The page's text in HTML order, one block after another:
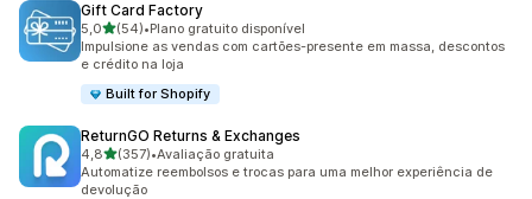
Gift Card Factory
5,0de 5 estrelas
(54)
54 avaliações ao todo
•Plano gratuito disponível
Impulsione as vendas com cartões-presente em massa, descontos
e crédito na loja
Built for Shopify
ReturnGO Returns & Exchanges
4,8de 5 estrelas
(357)
357 avaliações ao todo
•Avaliação gratuita
Automatize reembolsos e trocas para uma melhor experiência de
devolução